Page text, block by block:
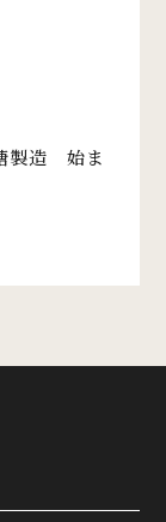
製造 始ま